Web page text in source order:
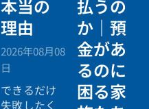
本当の
理由
2026年08月08
日
できるだけ
失敗したく
払うの
か｜預
金があ
るのに
困る家